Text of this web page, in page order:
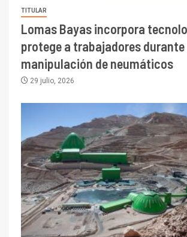
TITULAR
Lomas Bayas incorpora
protege a trabajadores durante
manipulación de neumáticos
29 julio, 2026